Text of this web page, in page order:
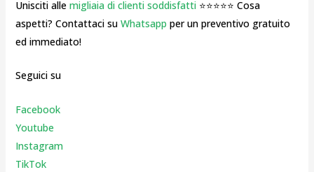
Unisciti alle migliaia di clienti soddisfatti⭐⭐⭐⭐⭐ Cosa
aspetti? Contattaci su Whatsapp per un preventivo gratuito
ed immediato!
Seguici su
Facebook
Youtube
Instagram
TikTok